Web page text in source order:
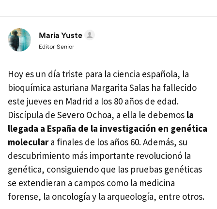
María Yuste
Editor Senior
Hoy es un día triste para la ciencia española, la
bioquímica asturiana Margarita Salas ha fallecido
este jueves en Madrid a los 80 años de edad.
Discípula de Severo Ochoa, a ella le debemos la
llegada a España de la investigación en genética
moleculara finales de los años 60. Además, su
descubrimiento más importante revolucionó la
genética, consiguiendo que las pruebas genéticas
se extendieran a campos como la medicina
forense, la oncología y la arqueología, entre otros.